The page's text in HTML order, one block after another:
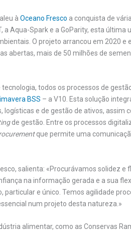
à Oceano Fresco a conquista de
a Aqua-Spark e a GoParity, esta
O projeto arrancou em 2020 e
abertas, mais de 50 milhões de
todos os processos de
BSS – a V10. Esta solução
e de gestão de ativos, assim
de gestão. Entre os processos
que permite uma
salienta: «Procurávamos solidez e
na informação gerada e a sua
e único. Temos agilidade
num projeto desta natureza.»
alimentar, como as Conservas